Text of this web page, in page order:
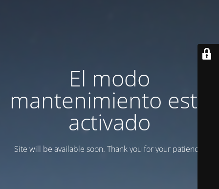
El modo
mantenimiento está
activado
Site will be available soon. Thank you for your patience!